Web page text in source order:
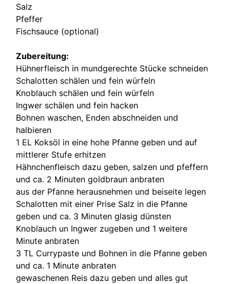
Salz
Pfeffer
Fischsauce (optional)
Zubereitung:
Hühnerfleisch in mundgerechte Stücke schneiden
Schalotten schälen und fein würfeln
Knoblauch schälen und fein würfeln
Ingwer schälen und fein hacken
Bohnen waschen, Enden abschneiden und
halbieren
1 EL Koksöl in eine hohe Pfanne geben und auf
mittlerer Stufe erhitzen
Hähnchenfleisch dazu geben, salzen und pfeffern
und ca. 2 Minuten goldbraun anbraten
aus der Pfanne herausnehmen und beiseite legen
Schalotten mit einer Prise Salz in die Pfanne
geben und ca. 3 Minuten glasig dünsten
Knoblauch un Ingwer zugeben und 1 weitere
Minute anbraten
3 TL Currypaste und Bohnen in die Pfanne geben
und ca. 1 Minute anbraten
gewaschenen Reis dazu geben und alles gut